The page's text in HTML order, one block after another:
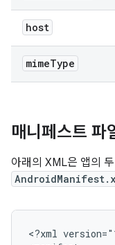
host
mimeType
매니페스트 파
아래의 XML은 앱의
<?xml